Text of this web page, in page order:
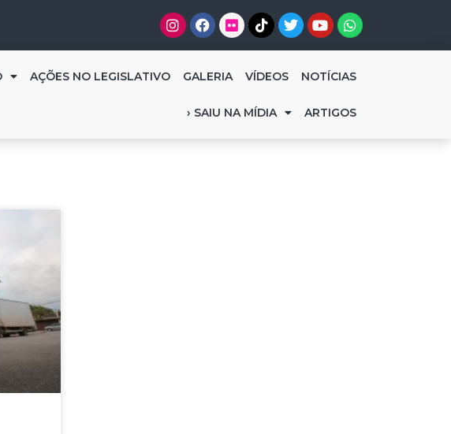
AÇÕES NO LEGISLATIVO GALERIA VÍDEOS NOTÍCIAS
› SAIU NA MÍDIA ARTIGOS